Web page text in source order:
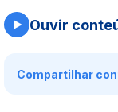
Ouvir
Compartilhar